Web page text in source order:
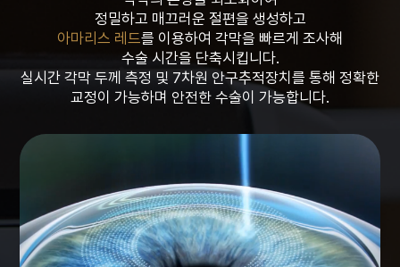
정밀하고 매끄러운 절편을 생성하고
아마리스 레드를 이용하여 각막을 빠르게 조사해
수술 시간을 단축시킵니다.
실시간 각막 두께 측정 및 7차원 안구추적장치를 통해 정확한
교정이 가능하며 안전한 수술이 가능합니다.